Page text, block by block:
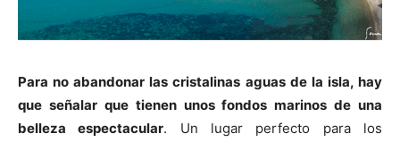
Para no abandonar las cristalinas aguas de la isla, hay
que señalar que tienen unos fondos marinos de una
belleza espectacular. Un lugar perfecto para los